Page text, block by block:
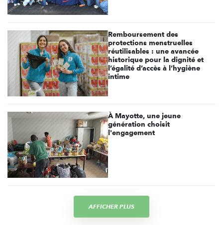
Remboursement des
protections menstruelles
réutilisables : une avancée
historique pour la dignité et
l’égalité d’accès à l’hygiène
intime
À Mayotte, une jeune
génération choisit
l'engagement
AFFICHER PLUS